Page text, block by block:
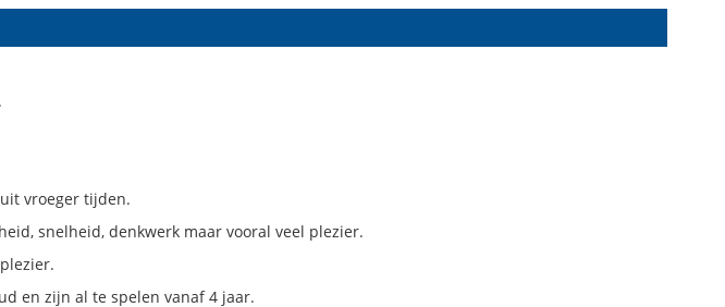
vroeger tijden.
snelheid, denkwerk maar vooral veel plezier.
en zijn al te spelen vanaf 4 jaar.